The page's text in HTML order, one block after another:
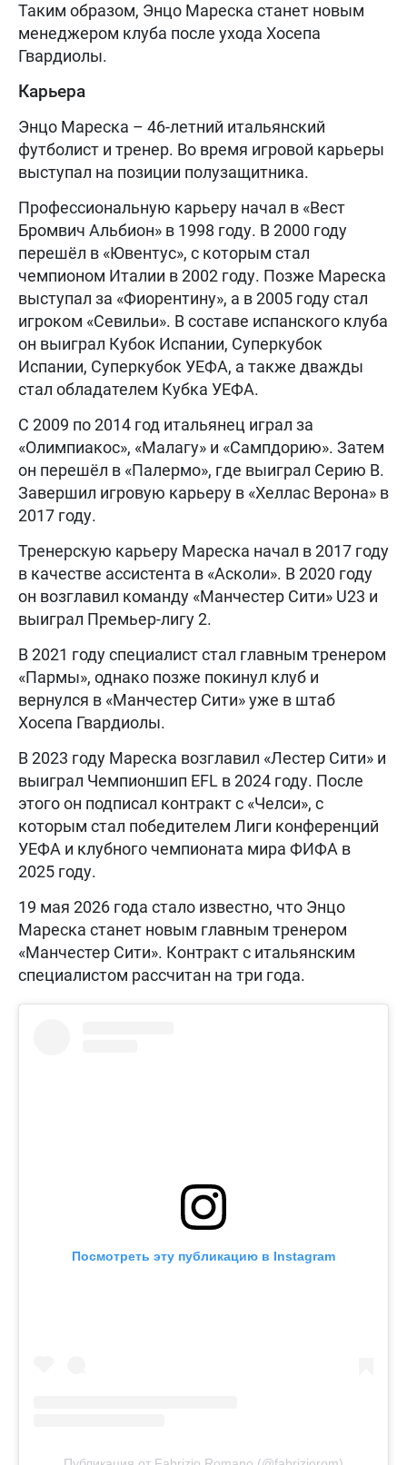
Таким образом, Энцо Мареска станет новым
менеджером клуба после ухода Хосепа
Гвардиолы.
Карьера
Энцо Мареска – 46-летний итальянский
футболист и тренер. Во время игровой карьеры
выступал на позиции полузащитника.
Профессиональную карьеру начал в «Вест
Бромвич Альбион» в 1998 году. В 2000 году
перешёл в «Ювентус», с которым стал
чемпионом Италии в 2002 году. Позже Мареска
выступал за «Фиорентину», а в 2005 году стал
игроком «Севильи». В составе испанского клуба
он выиграл Кубок Испании, Суперкубок
Испании, Суперкубок УЕФА, а также дважды
стал обладателем Кубка УЕФА.
С 2009 по 2014 год итальянец играл за
«Олимпиакос», «Малагу» и «Сампдорию». Затем
он перешёл в «Палермо», где выиграл Серию B.
Завершил игровую карьеру в «Хеллас Верона» в
2017 году.
Тренерскую карьеру Мареска начал в 2017 году
в качестве ассистента в «Асколи». В 2020 году
он возглавил команду «Манчестер Сити» U23 и
выиграл Премьер-лигу 2.
В 2021 году специалист стал главным тренером
«Пармы», однако позже покинул клуб и
вернулся в «Манчестер Сити» уже в штаб
Хосепа Гвардиолы.
В 2023 году Мареска возглавил «Лестер Сити» и
выиграл Чемпионшип EFL в 2024 году. После
этого он подписал контракт с «Челси», с
которым стал победителем Лиги конференций
УЕФА и клубного чемпионата мира ФИФА в
2025 году.
19 мая 2026 года стало известно, что Энцо
Мареска станет новым главным тренером
«Манчестер Сити». Контракт с итальянским
специалистом рассчитан на три года.
Посмотреть эту публикацию в Instagram